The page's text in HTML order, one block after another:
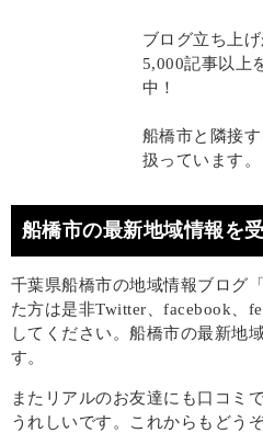
ブログ立ち上
5,000記事以上
中！
船橋市と隣接
扱っています。
船橋市の最新地域情報を
千葉県船橋市の地域情報ブログ
た方は是非Twitter、facebook、
してください。船橋市の最新地
す。
またリアルのお友達にも口コミ
うれしいです。これからもどう